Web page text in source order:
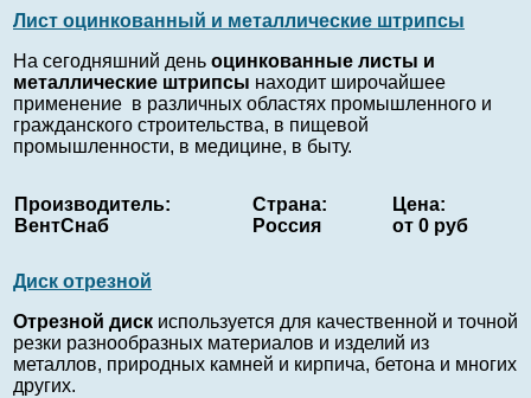
Лист оцинкованный и металлические штрипсы
На сегодняшний день оцинкованные листы и
металлические штрипсы находит широчайшее
применение в различных областях промышленного и
гражданского строительства, в пищевой
промышленности, в медицине, в быту.
Производитель:
ВентСнаб
Страна:
Россия
Цена:
от 0 руб
Диск отрезной
Отрезной диск используется для качественной и точной
резки разнообразных материалов и изделий из
металлов, природных камней и кирпича, бетона и многих
других.